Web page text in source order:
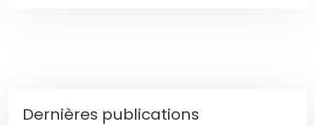
Dernières publications